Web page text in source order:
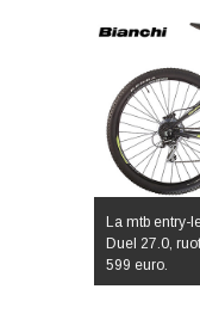
La mtb entry-
Duel 27.0,
599 euro.